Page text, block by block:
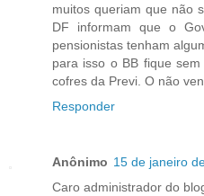
muitos queriam que não
DF informam que o
pensionistas tenham
para isso o BB fique
cofres da Previ. O não
Responder
Anônimo 15 de janeiro
Caro administrador do